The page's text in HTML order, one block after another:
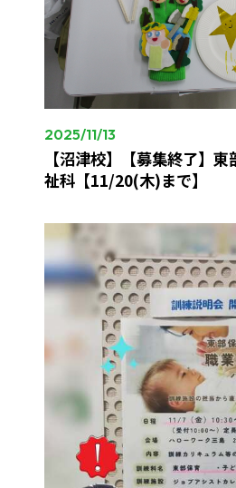
2025/11/13
【沼津校】【募集終了】
祉科【11/20(木)まで】